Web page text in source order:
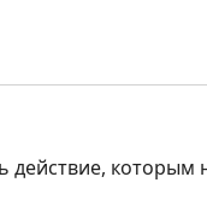
которым